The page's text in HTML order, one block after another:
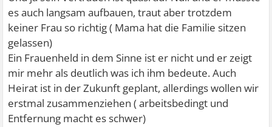
fremdzugehen
- ich entscheide meine angst, ihn an ein änderes mädchen
abzulegen, weil diese angst mir nicht guttut
Und weißt du, was du davon hast, wenn du einfach den
Gedanken folgst, die dich beruhigen?
- wenn mein freund bei mir ist, weil er mich liebt, dann
kann ich jeden augenblick mit ihm genießen und dankbar
es auch langsam aufbauen, traut aber trotzdem
keiner Frau so richtig ( Mama hat die Familie sitzen
gelassen)
Ein Frauenheld in dem Sinne ist er nicht und er zeigt
mir mehr als deutlich was ich ihm bedeute. Auch
Heirat ist in der Zukunft geplant, allerdings wollen wir
erstmal zusammenziehen ( arbeitsbedingt und
Entfernung macht es schwer)